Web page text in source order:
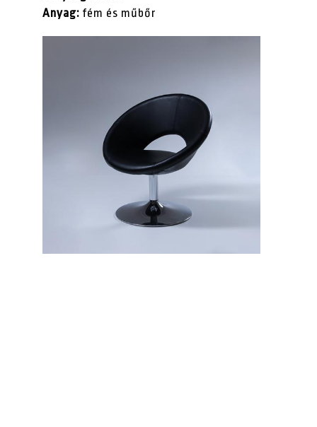
Anyag: fém és műbőr